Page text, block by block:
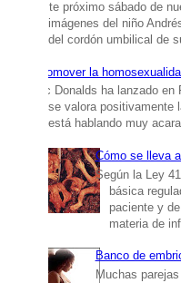
Este próximo sábado de
imágenes del niño
del cordón umbilical de
Promover la
Mc Donalds ha lanzado
se valora positivamente
está hablando muy
Cómo se lleva
Según la Ley
básica
paciente y
materia de
Banco de
Muchas